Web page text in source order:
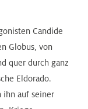
Candide
Globus, von
quer durch ganz
Eldorado.
ihn auf seiner